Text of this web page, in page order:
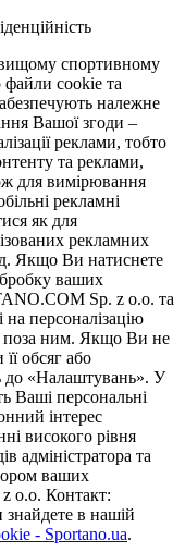
спортивному
файли cookie та
належне
Вашої згоди –
реклами, тобто
та реклами,
для вимірювання
рекламні
як для
рекламних
Якщо Ви натиснете
ваших
Sp. z o.o. та
персоналізацію
поза ним. Якщо Ви не
обсяг або
до «Налаштувань». У
Ваші персональні
інтерес
високого рівня
адміністратора та
ваших
o.o. Контакт:
знайдете в нашій
- Sportano.ua.